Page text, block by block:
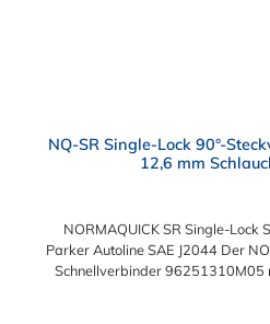
NQ-SR Single-Lock 90°-
12,6 mm
NORMAQUICK SR Single-Lock
Parker Autoline SAE J2044 Der NORMAQUICK SR Single-Lock
Schnellverbinder 96251310M05